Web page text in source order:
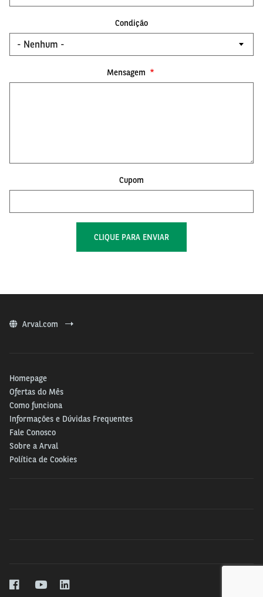
Condição
Mensagem
Cupom
Arval.com
Homepage
Ofertas do Mês
Como funciona
Informações e Dúvidas Frequentes
Fale Conosco
Sobre a Arval
Política de Cookies